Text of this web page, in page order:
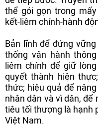
thể gói gọn trong
kết-liêm chính-hành
Bản lĩnh để đứng
thống vận hành
liêm chính để giữ
quyết thành hiện
thức; hiệu quả để
nhân dân và vì dân,
tiêu tối thượng là hạnh
Việt Nam.